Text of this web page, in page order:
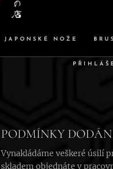
JAPONSKÉ NOŽE
PODMÍNKY
Vynakládáme veškeré úsilí
skladem objednáte v